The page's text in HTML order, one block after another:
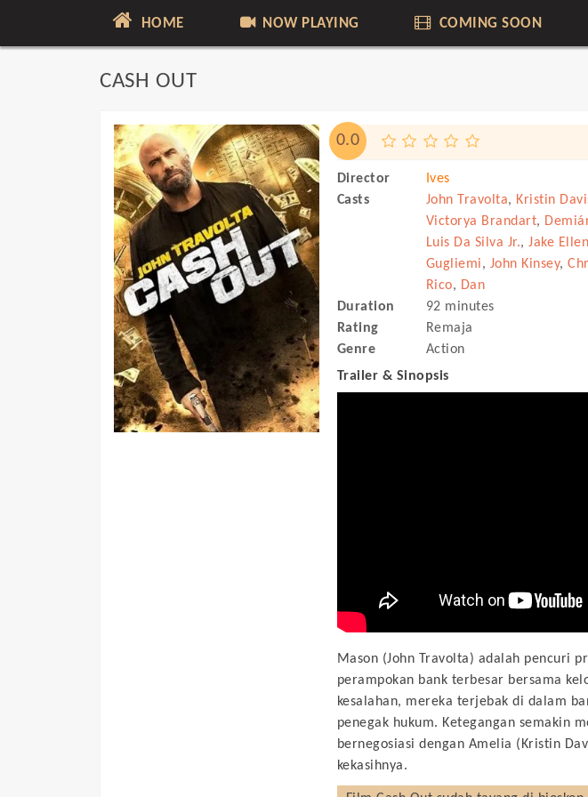
HOME NOW PLAYING COMING SOON
CASH OUT
0.0
Director
Ives
Casts
John Travolta, Kristin
Victorya Brandart,
Luis Da Silva Jr., Jake
Gugliemi, John Kinsey,
Rico, Dan
Duration
92 minutes
Rating
Remaja
Genre
Action
Trailer & Sinopsis
Mason (John Travolta) adalah pencuri
perampokan bank terbesar bersama
kesalahan, mereka terjebak di dalam
penegak hukum. Ketegangan semakin
bernegosiasi dengan Amelia (Kristin
kekasihnya.